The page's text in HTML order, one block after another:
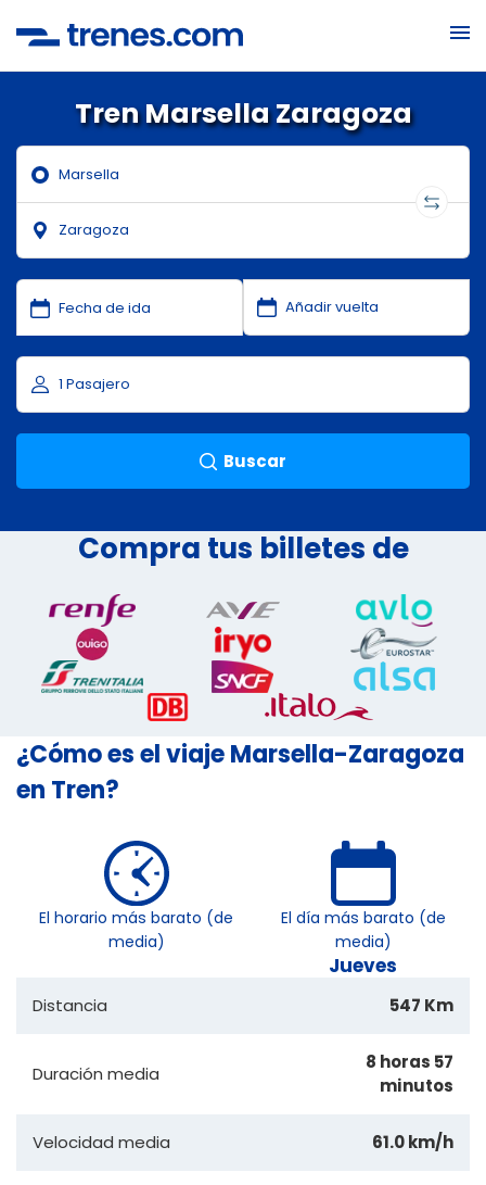
Tren Marsella Zaragoza
Buscar
Compra tus billetes de
¿Cómo es el viaje Marsella-Zaragoza
en Tren?
El horario más barato (de
media)
El día más barato (de
media)
Jueves
Distancia 547 Km
Duración media
8 horas 57
minutos
Velocidad media 61.0 km/h